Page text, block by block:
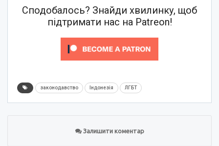
Сподобалось? Знайди хвилинку, щоб
підтримати нас на Patreon!
законодавство Індонезія ЛГБТ
Залишити коментар